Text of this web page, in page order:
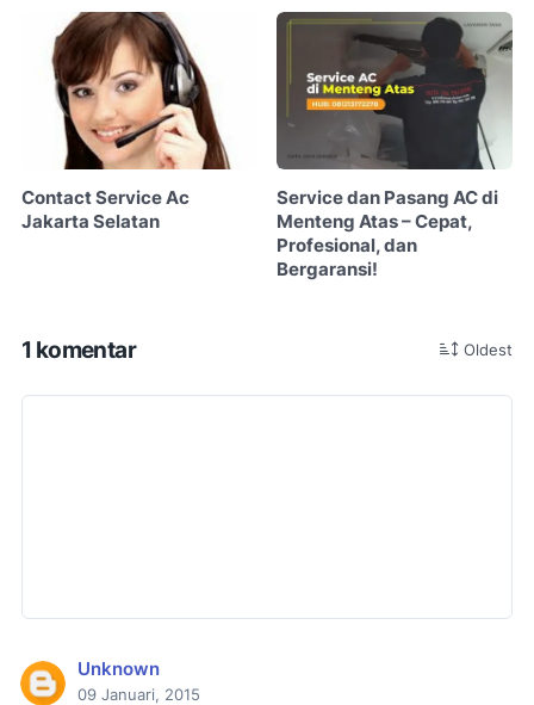
Contact Service Ac
Jakarta Selatan
Service dan Pasang AC di
Menteng Atas – Cepat,
Profesional, dan
Bergaransi!
1 komentar Oldest
Unknown
09 Januari, 2015